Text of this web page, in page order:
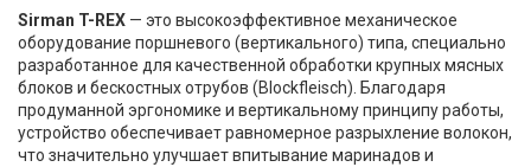
Sirman T-REX — это высокоэффективное механическое
оборудование поршневого (вертикального) типа, специально
разработанное для качественной обработки крупных мясных
блоков и бескостных отрубов (Blockfleisch). Благодаря
продуманной эргономике и вертикальному принципу работы,
устройство обеспечивает равномерное разрыхление волокон,
что значительно улучшает впитывание маринадов и